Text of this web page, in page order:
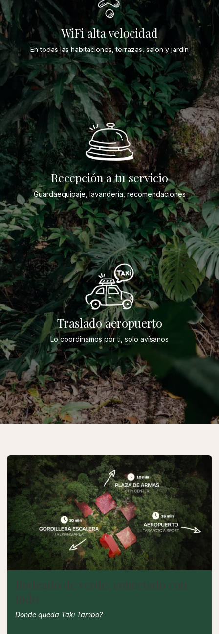
WiFi alta velocidad
En todas las habitaciones, terrazas, salon y jardín
Recepción a tu servicio
Guardaequipaje, lavandería, recomendaciones
Traslado aeropuerto
Lo coordinamos por ti, solo avísanos
Rodeado de verde, conectado con
Donde queda Taki Tambo?